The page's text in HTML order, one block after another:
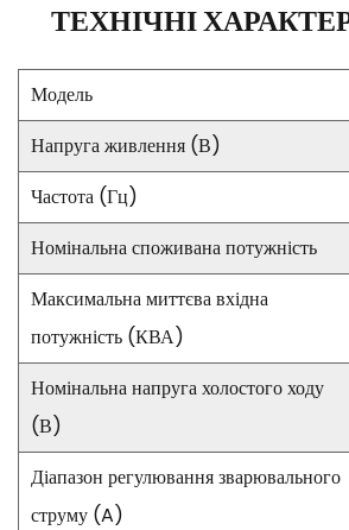
ТЕХНІЧНІ
Модель
Напруга живлення (В)
Частота (Гц)
Номінальна споживана потужність
Максимальна миттєва вхідна
потужність (КВА)
Номінальна напруга холостого ходу
(В)
Діапазон регулювання зварювального
струму (A)